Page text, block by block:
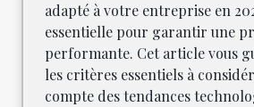
adapté à votre entreprise en
essentielle pour garantir une
performante. Cet article vous
les critères essentiels à
compte des tendances